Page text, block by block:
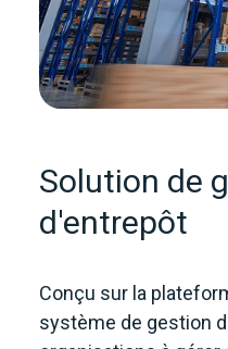
Solution de
d'entrepôt
Conçu sur la
système de gestion